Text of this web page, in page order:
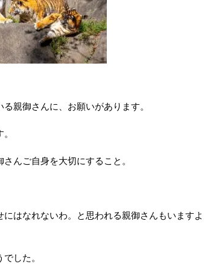
親御さんに、お願いがあります。
んご自身を大切にすること。
はなれないわ。と思われる親御さんもいますよ
した。